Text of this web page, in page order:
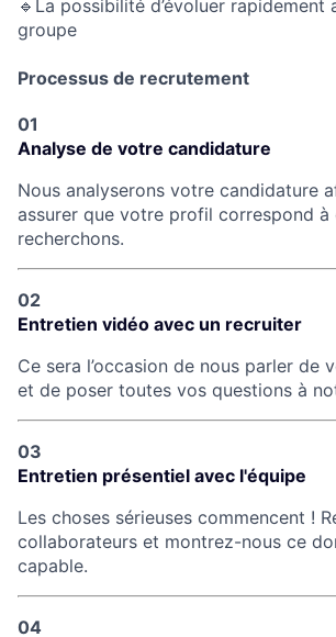
🔹La possibilité d’évoluer rapidement
groupe
Processus de recrutement
01
Analyse de votre candidature
Nous analyserons votre candidature
assurer que votre profil correspond à
recherchons.
02
Entretien vidéo avec un recruiter
Ce sera l’occasion de nous parler de
et de poser toutes vos questions à
03
Entretien présentiel avec l'équipe
Les choses sérieuses commencent !
collaborateurs et montrez-nous ce
capable.
04